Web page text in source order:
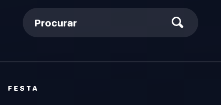
Procurar
FESTA